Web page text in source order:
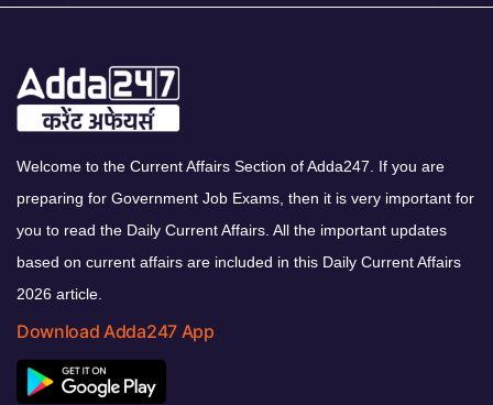
Welcome to the Current Affairs Section of Adda247. If you are
preparing for Government Job Exams, then it is very important for
you to read the Daily Current Affairs. All the important updates
based on current affairs are included in this Daily Current Affairs
2026 article.
Download Adda247 App